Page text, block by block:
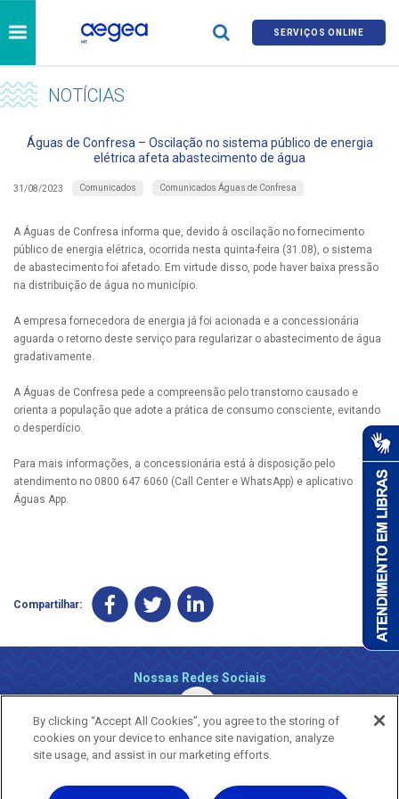
SERVIÇOS ONLINE
NOTÍCIAS
Águas de Confresa – Oscilação no sistema público de energia
elétrica afeta abastecimento de água
31/08/2023 Comunicados Comunicados Águas de Confresa
A Águas de Confresa informa que, devido à oscilação no fornecimento
público de energia elétrica, ocorrida nesta quinta-feira (31.08), o sistema
de abastecimento foi afetado. Em virtude disso, pode haver baixa pressão
na distribuição de água no município.
A empresa fornecedora de energia já foi acionada e a concessionária
aguarda o retorno deste serviço para regularizar o abastecimento de água
gradativamente.
A Águas de Confresa pede a compreensão pelo transtorno causado e
orienta a população que adote a prática de consumo consciente, evitando
o desperdício.
Para mais informações, a concessionária está à disposição pelo
atendimento no 0800 647 6060 (Call Center e WhatsApp) e aplicativo
Águas App.
Compartilhar:
Nossas Redes Sociais
By clicking “Accept All Cookies”, you agree to the storing of
cookies on your device to enhance site navigation, analyze
site usage, and assist in our marketing efforts.